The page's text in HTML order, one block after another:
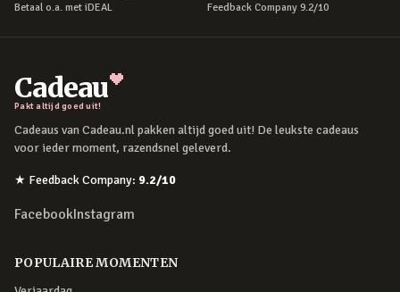
Betaal o.a. met iDEAL Feedback Company 9.2/10
Cadeau
Pakt altijd goed uit!
Cadeaus van Cadeau.nl pakken altijd goed uit! De leukste cadeaus
voor ieder moment, razendsnel geleverd.
★ Feedback Company: 9.2/10
FacebookInstagram
POPULAIRE MOMENTEN